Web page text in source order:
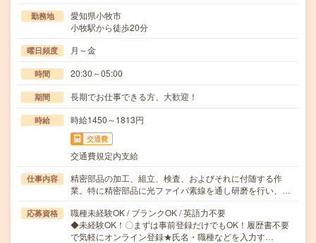
勤務地
愛知県小牧市
小牧駅から徒歩20分
曜日頻度 月～金
時間 20:30～05:00
期間 長期でお仕事できる方、大歓迎！
時給 時給1450～1813円
交通費
交通費規定内支給
仕事内容
精密部品の加工、組立、検査、およびそれに付随する作
業。特に精密部品に光ファイバ素線を通し研磨を行い、…
応募資格
職種未経験OK / ブランクOK / 英語力不要
◆未経験OK！〇まずは事前登録だけでもOK！履歴書不要
で気軽にオンライン登録★氏名・職種などを入力す…